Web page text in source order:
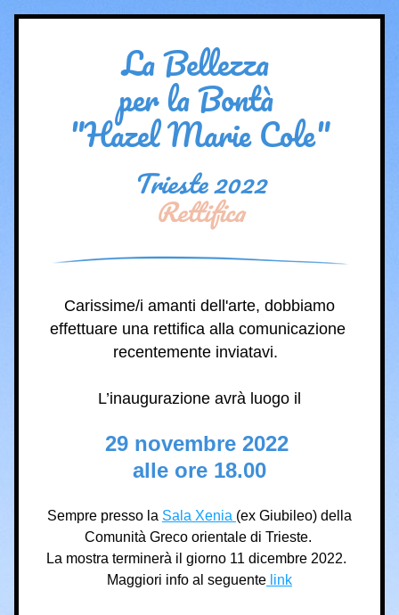
La Bellezza
per la Bontà
"Hazel Marie Cole"
Trieste 2022
Rettifica
Carissime/i amanti dell'arte, dobbiamo
effettuare una rettifica alla comunicazione
recentemente inviatavi.
L’inaugurazione avrà luogo il
29 novembre 2022
alle ore 18.00
Sempre presso la Sala Xenia (ex Giubileo) della
Comunità Greco orientale di Trieste.
La mostra terminerà il giorno 11 dicembre 2022.
Maggiori info al seguente link